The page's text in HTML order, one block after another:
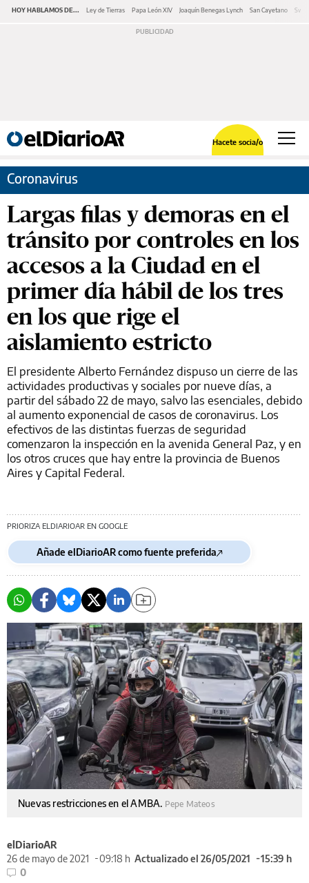
HOY HABLAMOS DE... Ley de Tierras Papa León XIV Joaquín Benegas Lynch San Cayetano
Hacete socia/o
Coronavirus
Largas filas y demoras en el
tránsito por controles en los
accesos a la Ciudad en el
primer día hábil de los tres
en los que rige el
aislamiento estricto
El presidente Alberto Fernández dispuso un cierre de las
actividades productivas y sociales por nueve días, a
partir del sábado 22 de mayo, salvo las esenciales, debido
al aumento exponencial de casos de coronavirus. Los
efectivos de las distintas fuerzas de seguridad
comenzaron la inspección en la avenida General Paz, y en
los otros cruces que hay entre la provincia de Buenos
Aires y Capital Federal.
PRIORIZA ELDIARIOAR EN GOOGLE
Añade elDiarioAR como fuente preferida
Nuevas restricciones en el AMBA. Pepe Mateos
elDiarioAR
26 de mayo de 2021
09:18 h Actualizado el 26/05/2021
15:39 h
0